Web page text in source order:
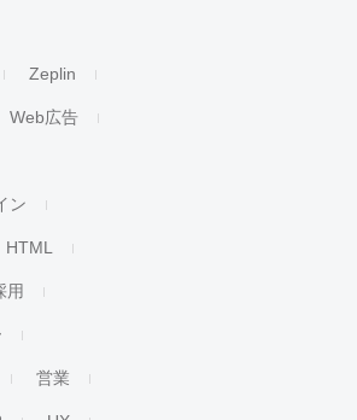
Zeplin
Web広告
ン
HTML
用
営業